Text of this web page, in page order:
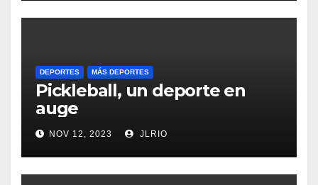
DEPORTES MÁS DEPORTES
Pickleball, un deporte en
auge
NOV 12, 2023 JLRIO